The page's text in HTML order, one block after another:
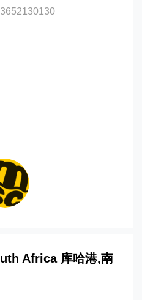
Africa 库哈港,南